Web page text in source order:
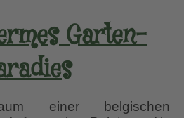
Garten-
einer belgischen